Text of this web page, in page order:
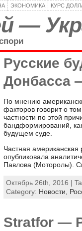
ЭКОНОМИКА КУРС
—
Русские
Донбасса
По мнению
факторов говорит о
частности по этой
бандформирований,
будущем суде.
Частная
опубликовала
Павлова (Моторолы).
Октябрь 26th, 2016 |
Category: Новости,
Stratfor —